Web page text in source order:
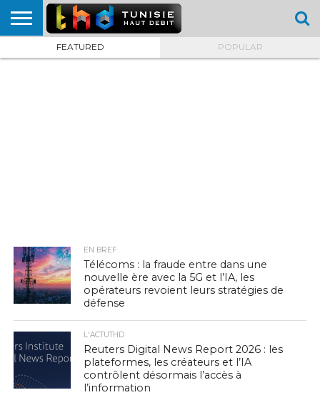
HOME
L’ACTUTHD
EN
PODCASTS
TEST
COMPARATIF
CARTE DE
CONTACT
FEATURED POPULAR
EN BREF
Télécoms : la fraude entre dans une
nouvelle ère avec la 5G et l’IA, les
opérateurs revoient leurs stratégies de
défense
L'ACTUTHD
Reuters Digital News Report 2026 : les
plateformes, les créateurs et l’IA
contrôlent désormais l’accès à
l’information